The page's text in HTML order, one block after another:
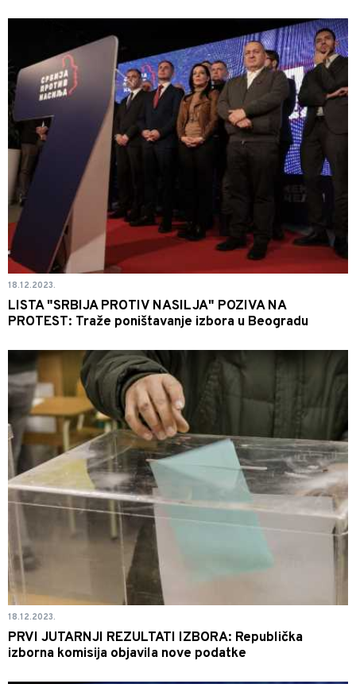
18.12.2023.
LISTA "SRBIJA PROTIV NASILJA" POZIVA NA
PROTEST: Traže poništavanje izbora u Beogradu
18.12.2023.
PRVI JUTARNJI REZULTATI IZBORA: Republička
izborna komisija objavila nove podatke